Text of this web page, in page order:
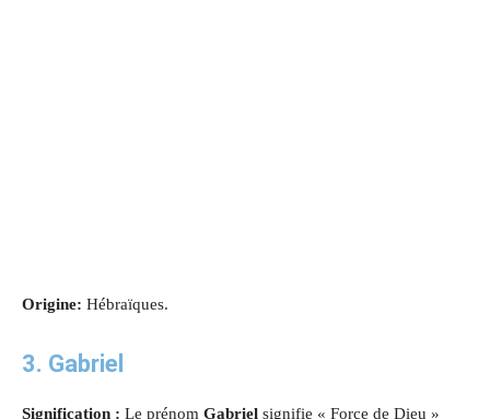
Origine: Hébraïques.
3. Gabriel
Signification : Le prénom Gabriel signifie « Force de Dieu »